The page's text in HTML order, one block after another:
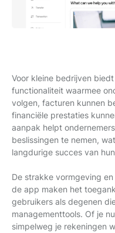
Voor kleine bedrijven
functionaliteit waarmee
volgen, facturen kunnen
financiële prestaties
aanpak helpt
beslissingen te nemen,
langdurige succes van
De strakke vormgeving
de app maken het
gebruikers als degenen
managementtools. Of je
simpelweg je rekeningen